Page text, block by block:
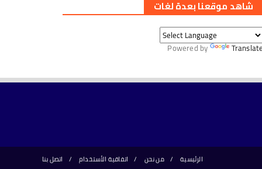
شاهد موقعنا بعدة لغات
Powered by
الرئيسية من نحن اتفاقية الأستخدام اتصل بنا